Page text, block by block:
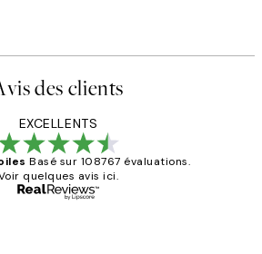
des clients
EXCELLENTS
Basé sur 108767 évaluations.
quelques avis ici.